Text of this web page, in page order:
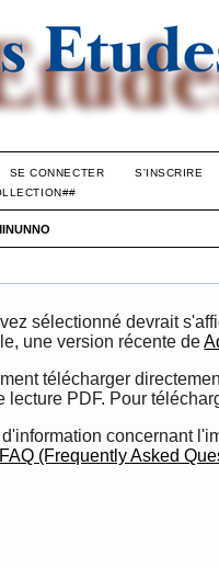
SE CONNECTER S'INSCRIRE
sélectionné devrait
une version récente de
télécharger
lecture PDF. Pour
concernant
FAQ (Frequently Asked